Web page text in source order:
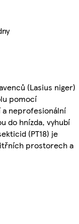
(Lasius niger)
pomocí
neprofesionální
do hnízda, vyhubí
(PT18) je
prostorech a